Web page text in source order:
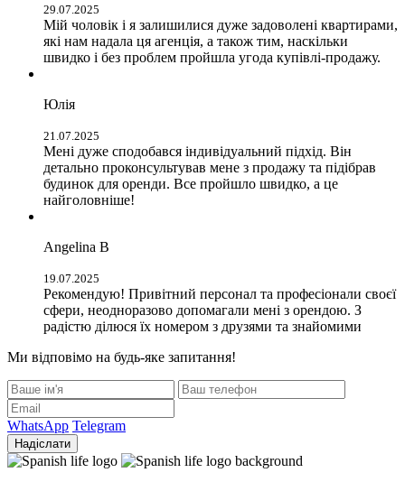
29.07.2025
Мій чоловік і я залишилися дуже задоволені квартирами,
які нам надала ця агенція, а також тим, наскільки
швидко і без проблем пройшла угода купівлі-продажу.
Юлія
21.07.2025
Мені дуже сподобався індивідуальний підхід. Він
детально проконсультував мене з продажу та підібрав
будинок для оренди. Все пройшло швидко, а це
найголовніше!
Angelina B
19.07.2025
Рекомендую! Привітний персонал та професіонали своєї
сфери, неодноразово допомагали мені з орендою. З
радістю ділюся їх номером з друзями та знайомими
Ми відповімо на будь-яке запитання!
WhatsApp Telegram
Надіслати